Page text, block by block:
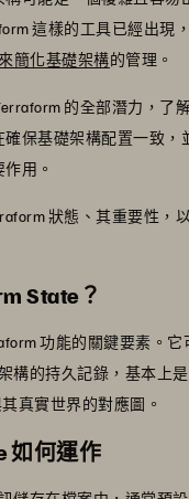
這樣的工具已經出現
簡化基礎架構的管理。
的全部潛力，了
保基礎架構配置一致，
用。
狀態、其重要性，
State？
功能的關鍵要素。它
構的持久記錄，基本上
真實世界的對應圖。
如何運作